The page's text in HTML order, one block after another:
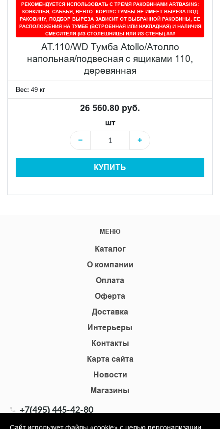
РЕКОМЕНДУЕТСЯ ИСПОЛЬЗОВАТЬ С ТРЕМЯ РАКОВИНАМИ ARTBASINS:
КОНКИЛЬЯ, САББЬЯ, ВЕНТО. КОРПУС ТУМБЫ НЕ ИМЕЕТ ВЫРЕЗА ПОД
РАКОВИНУ, ПОДБОР ВЫРЕЗА ЗАВИСИТ ОТ ВЫБРАННОЙ РАКОВИНЫ, ЕЕ
РАСПОЛОЖЕНИЯ НА ТУМБЕ (ВСТРОЕННАЯ ИЛИ НАКЛАДНАЯ) И НАЛИЧИЯ
СМЕСИТЕЛЯ (ИЗ СТОЛЕШНИЦЫ ИЛИ ИЗ СТЕНЫ).###
AT.110/WD Тумба Atollo/Атолло
напольная/подвесная с ящиками 110,
деревянная
Вес: 49 кг
26 560.80 руб.
шт
−
+
КУПИТЬ
МЕНЮ
Каталог
О компании
Оплата
Оферта
Доставка
Интерьеры
Контакты
Карта сайта
Новости
Магазины
+7(495) 445-42-80